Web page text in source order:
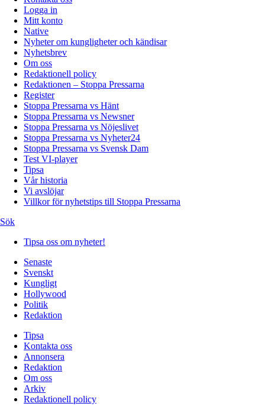
Logga in
Mitt konto
Native
Nyheter om kungligheter och kändisar
Nyhetsbrev
Om oss
Redaktionell policy
Redaktionen – Stoppa Pressarna
Register
Stoppa Pressarna vs Hänt
Stoppa Pressarna vs Newsner
Stoppa Pressarna vs Nöjeslivet
Stoppa Pressarna vs Nyheter24
Stoppa Pressarna vs Svensk Dam
Test VI-player
Tipsa
Vår historia
Vi avslöjar
Villkor för nyhetstips till Stoppa Pressarna
Sök
Tipsa oss om nyheter!
Senaste
Svenskt
Kungligt
Hollywood
Politik
Redaktion
Tipsa
Kontakta oss
Annonsera
Redaktion
Om oss
Arkiv
Redaktionell policy